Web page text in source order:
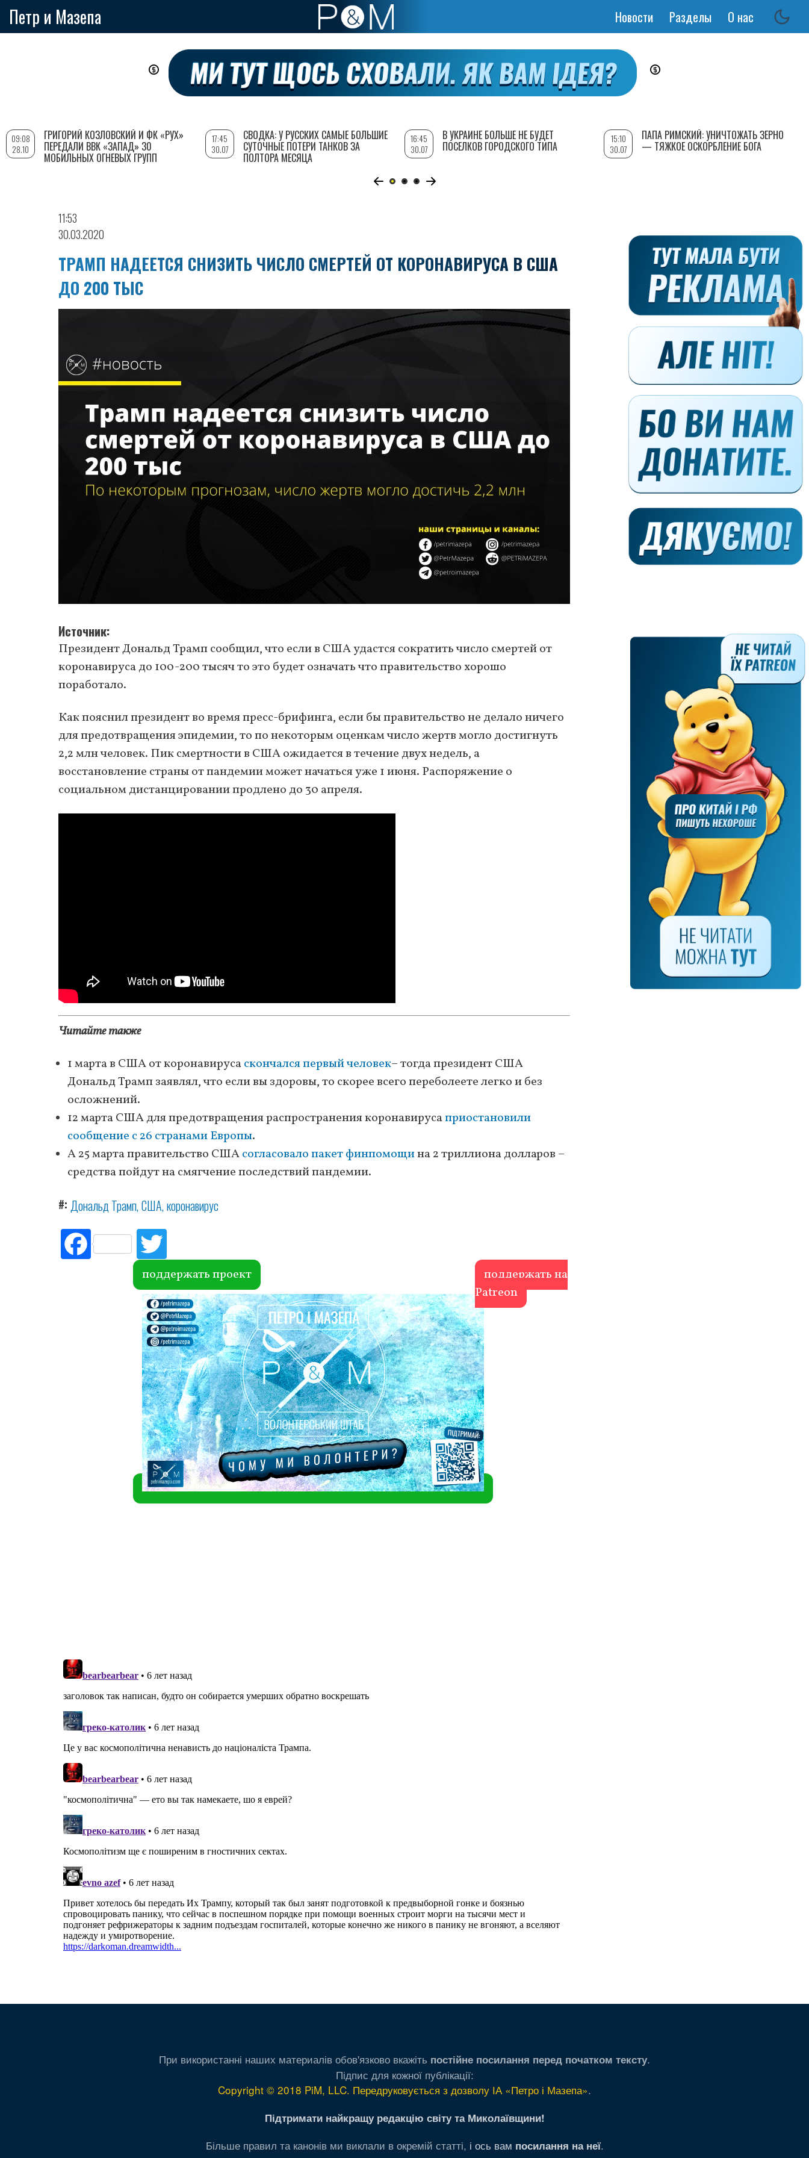
Петр и Мазепа
Основная
Новости Разделы О нас
11:53
30.03.2020
ТРАМП НАДЕЕТСЯ СНИЗИТЬ ЧИСЛО СМЕРТЕЙ ОТ КОРОНАВИРУСА В США
ДО 200 ТЫС
Источник
Президент Дональд Трамп сообщил, что если в США удастся сократить число смертей от
коронавируса до 100-200 тысяч то это будет означать что правительство хорошо
поработало.
Как пояснил президент во время пресс-брифинга, если бы правительство не делало ничего
для предотвращения эпидемии, то по некоторым оценкам число жертв могло достигнуть
2,2 млн человек. Пик смертности в США ожидается в течение двух недель, а
восстановление страны от пандемии может начаться уже 1 июня. Распоряжение о
социальном дистанцировании продлено до 30 апреля.
Читайте также
1 марта в США от коронавирусаскончался первый человек– тогда президент США
Дональд Трамп заявлял, что если вы здоровы, то скорее всего переболеете легко и без
осложнений.
12 марта США для предотвращения распространения коронавирусаприостановили
сообщение с 26 странами Европы.
А 25 марта правительство СШАсогласовало пакет финпомощина 2 триллиона долларов –
средства пойдут на смягчение последствий пандемии.
# Дональд Трамп США коронавирус
Fac
ebo itte
r
поддержать проект
поддержать на
Patreon
09:08
28.10
ГРИГОРИЙ КОЗЛОВСКИЙ И ФК «РУХ»
ПЕРЕДАЛИ ВВК «ЗАПАД» 30
МОБИЛЬНЫХ ОГНЕВЫХ ГРУПП
17:45
30.07
СВОДКА: У РУССКИХ САМЫЕ БОЛЬШИЕ
СУТОЧНЫЕ ПОТЕРИ ТАНКОВ ЗА
ПОЛТОРА МЕСЯЦА
16:45
30.07
В УКРАИНЕ БОЛЬШЕ НЕ БУДЕТ
ПОСЕЛКОВ ГОРОДСКОГО ТИПА
15:10
30.07
ПАПА РИМСКИЙ: УНИЧТОЖАТЬ ЗЕРНО
— ТЯЖКОЕ ОСКОРБЛЕНИЕ БОГА
При використанні наших материалів обов'язково вкажіть постійне посилання перед початком тексту.
Підпис для кожної публікації:
Copyright © 2018 PiM, LLC. Передруковується з дозволу ІА «Петро і Мазепа».
Підтримати найкращу редакцію світу та Миколаївщини!
Більше правил та канонів ми виклали в окремій статті, і ось вам посилання на неї.